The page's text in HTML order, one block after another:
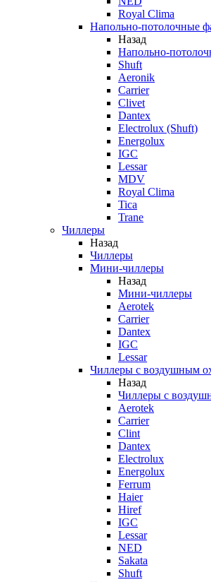
Royal Clima
Напольно-потолочные
Назад
Напольно-
Shuft
Aeronik
Carrier
Clivet
Dantex
Electrolux (Shuft)
Energolux
IGC
Lessar
MDV
Royal Clima
Tica
Trane
Чиллеры
Назад
Чиллеры
Мини-чиллеры
Назад
Мини-чиллеры
Aerotek
Carrier
Dantex
IGC
Lessar
Чиллеры с воздушным
Назад
Чиллеры с
Aerotek
Carrier
Clint
Dantex
Electrolux
Energolux
Ferrum
Haier
Hiref
IGC
Lessar
NED
Sakata
Shuft